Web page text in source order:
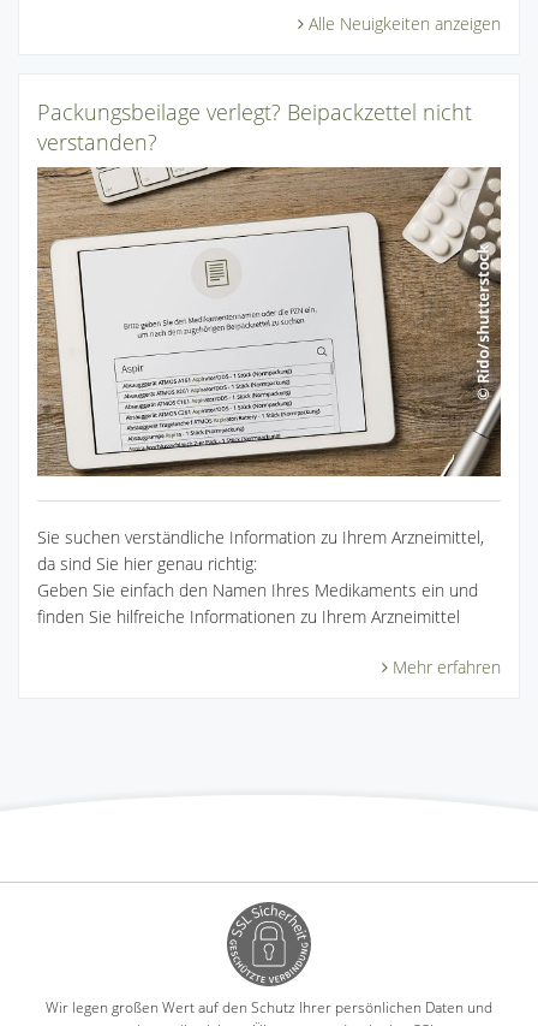
Alle Neuigkeiten anzeigen
Packungsbeilage verlegt? Beipackzettel nicht
verstanden?
Sie suchen verständliche Information zu Ihrem Arzneimittel,
da sind Sie hier genau richtig:
Geben Sie einfach den Namen Ihres Medikaments ein und
finden Sie hilfreiche Informationen zu Ihrem Arzneimittel
Mehr erfahren
Wir legen großen Wert auf den Schutz Ihrer persönlichen Daten und